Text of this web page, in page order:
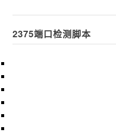
2375端口检测脚本